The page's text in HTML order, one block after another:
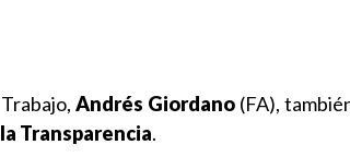
Trabajo,Andrés Giordano (FA),
Transparencia.